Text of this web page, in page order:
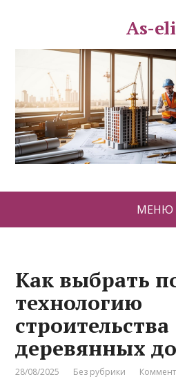
As-
МЕНЮ
Как выбрать
технологию
строительства
деревянных
28/08/2025 Без рубрики